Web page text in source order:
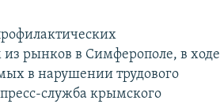
рынков в Симферополе, в ходе
в нарушении трудового
служба крымского